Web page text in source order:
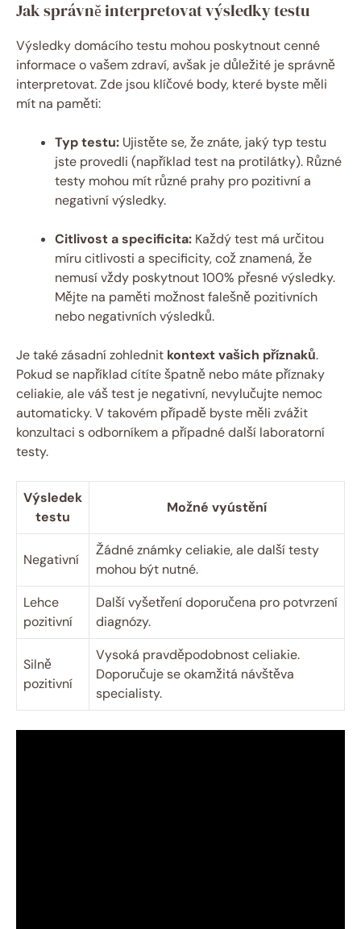
Jak správně interpretovat výsledky testu
Výsledky domácího testu mohou poskytnout cenné
informace o vašem zdraví, avšak je důležité je správně
interpretovat. Zde jsou klíčové body, které byste měli
mít na paměti:
Typ testu: Ujistěte se, že znáte, jaký typ testu
jste provedli (například test na protilátky). Různé
testy mohou mít různé prahy pro pozitivní a
negativní výsledky.
Citlivost a specificita: Každý test má určitou
míru citlivosti a specificity, což znamená, že
nemusí vždy poskytnout 100% přesné výsledky.
Mějte na paměti možnost falešně pozitivních
nebo negativních výsledků.
Je také zásadní zohlednit kontext vašich příznaků.
Pokud se například cítíte špatně nebo máte příznaky
celiakie, ale váš test je negativní, nevylučujte nemoc
automaticky. V takovém případě byste měli zvážit
konzultaci s odborníkem a případné další laboratorní
testy.
Výsledek
testu
Možné vyústění
Negativní
Žádné známky celiakie, ale další testy
mohou být nutné.
Lehce
pozitivní
Další vyšetření doporučena pro potvrzení
diagnózy.
Silně
pozitivní
Vysoká pravděpodobnost celiakie.
Doporučuje se okamžitá návštěva
specialisty.